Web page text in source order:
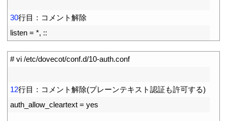
30行目：コメント解除
listen = *, ::
# vi /etc/dovecot/conf.d/10-auth.conf
12行目：コメント解除(プレーンテキスト認証も許可する)
auth_allow_cleartext = yes